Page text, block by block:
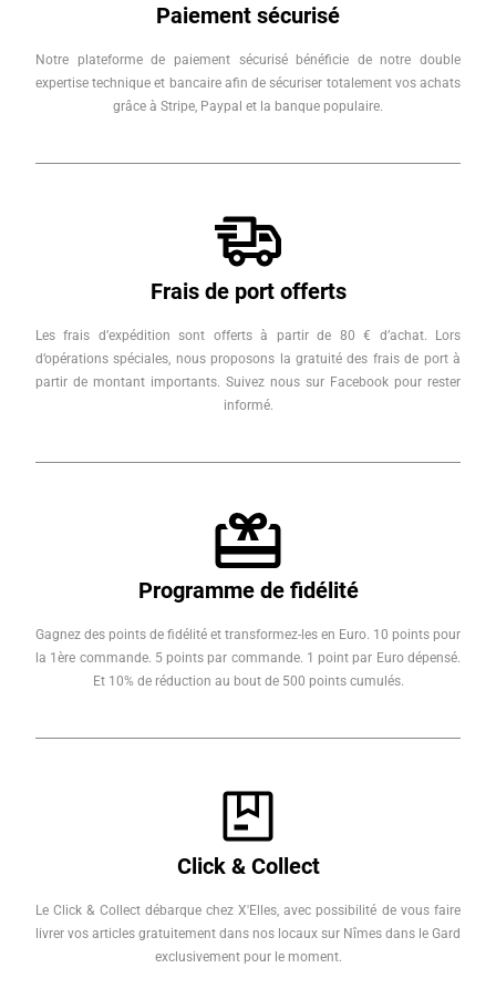
Paiement sécurisé
Notre plateforme de paiement sécurisé bénéficie de notre double
expertise technique et bancaire afin de sécuriser totalement vos achats
grâce à Stripe, Paypal et la banque populaire.
Frais de port offerts
Les frais d’expédition sont offerts à partir de 80 € d’achat. Lors
d’opérations spéciales, nous proposons la gratuité des frais de port à
partir de montant importants. Suivez nous sur Facebook pour rester
informé.
Programme de fidélité
Gagnez des points de fidélité et transformez-les en Euro. 10 points pour
la 1ère commande. 5 points par commande. 1 point par Euro dépensé.
Et 10% de réduction au bout de 500 points cumulés.
Click & Collect
Le Click & Collect débarque chez X'Elles, avec possibilité de vous faire
livrer vos articles gratuitement dans nos locaux sur Nîmes dans le Gard
exclusivement pour le moment.